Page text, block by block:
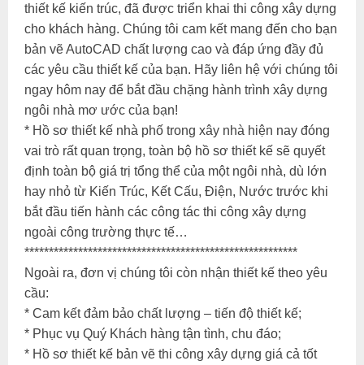
thiết kế kiến trúc, đã được triển khai thi công xây dựng
cho khách hàng. Chúng tôi cam kết mang đến cho bạn
bản vẽ AutoCAD chất lượng cao và đáp ứng đầy đủ
các yêu cầu thiết kế của bạn. Hãy liên hệ với chúng tôi
ngay hôm nay để bắt đầu chặng hành trình xây dựng
ngôi nhà mơ ước của bạn!
* Hồ sơ thiết kế nhà phố trong xây nhà hiện nay đóng
vai trò rất quan trọng, toàn bộ hồ sơ thiết kế sẽ quyết
định toàn bộ giá trị tổng thể của một ngôi nhà, dù lớn
hay nhỏ từ Kiến Trúc, Kết Cấu, Điện, Nước trước khi
bắt đầu tiến hành các công tác thi công xây dựng
ngoài công trường thực tế…
********************************************************
Ngoài ra, đơn vị chúng tôi còn nhận thiết kế theo yêu
cầu:
* Cam kết đảm bảo chất lượng – tiến độ thiết kế;
* Phục vụ Quý Khách hàng tận tình, chu đáo;
* Hồ sơ thiết kế bản vẽ thi công xây dựng giá cả tốt